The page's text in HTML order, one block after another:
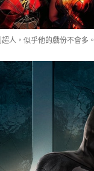
人，似乎他的戲份不會多。